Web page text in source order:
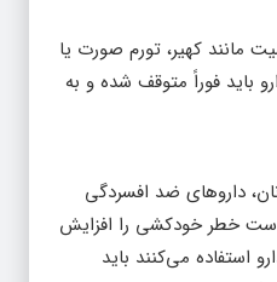
مانند کهیر، تورم صورت یا
باید فوراً متوقف شده و به
داروهای ضد افسردگی
است خطر خودکشی را افزایش
استفاده می‌کنند باید